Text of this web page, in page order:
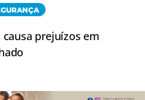
causa prejuízos em